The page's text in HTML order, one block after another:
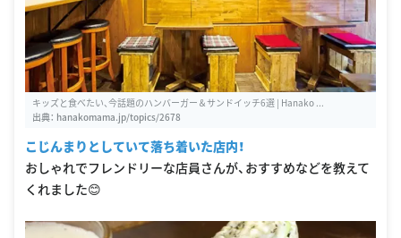
キッズと食べたい、今話題のハンバーガー＆サンドイッチ6選 | Hanako ...
出典： hanakomama.jp/topics/2678
こじんまりとしていて落ち着いた店内！
おしゃれでフレンドリーな店員さんが、おすすめなどを教えて
くれました😊